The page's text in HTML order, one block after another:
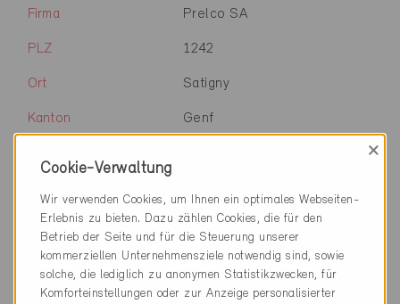
Firma Prelco SA
PLZ 1242
Ort Satigny
Kanton Genf
Firma preluce ag
PLZ 8006
Ort Zürich
Cookie-Verwaltung
×
Wir verwenden Cookies, um Ihnen ein optimales Webseiten-
Erlebnis zu bieten. Dazu zählen Cookies, die für den
Betrieb der Seite und für die Steuerung unserer
kommerziellen Unternehmensziele notwendig sind, sowie
solche, die lediglich zu anonymen Statistikzwecken, für
Komforteinstellungen oder zur Anzeige personalisierter